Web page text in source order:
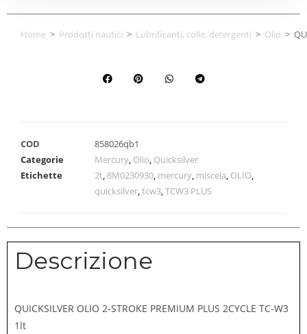
Home > Prodotti nautici > Lubrificanti, colle, detergenti > Olio >
COD
858026qb1
Categorie
Mercury, Olio, Quicksilver
Etichette
2t,8M0230930, mercury, miscela, OLIO,
quicksilver,tcw3,TCW3 PLUS
Descrizione
QUICKSILVER OLIO 2-STROKE PREMIUM PLUS 2CYCLE TC-W3
1lt